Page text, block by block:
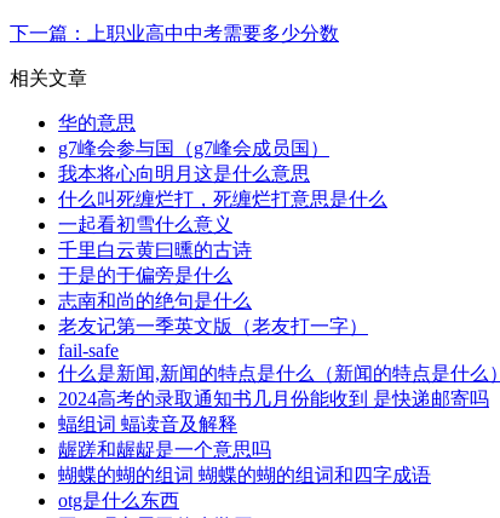
下一篇：上职业高中中考需要多少分数
相关文章
华的意思
g7峰会参与国（g7峰会成员国）
我本将心向明月这是什么意思
什么叫死缠烂打，死缠烂打意思是什么
一起看初雪什么意义
千里白云黄曰曛的古诗
于是的于偏旁是什么
志南和尚的绝句是什么
老友记第一季英文版（老友打一字）
fail-safe
什么是新闻,新闻的特点是什么（新闻的特点是什么）
2024高考的录取通知书几月份能收到 是快递邮寄吗
蝠组词 蝠读音及解释
龌蹉和龌龊是一个意思吗
蝴蝶的蝴的组词 蝴蝶的蝴的组词和四字成语
otg是什么东西